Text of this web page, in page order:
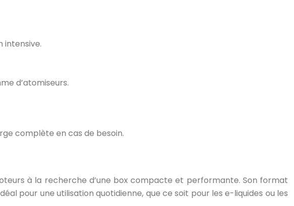
intensive.
d’atomiseurs.
complète en cas de besoin.
à la recherche d’une box compacte et performante. Son format
pour une utilisation quotidienne, que ce soit pour les e-liquides ou les